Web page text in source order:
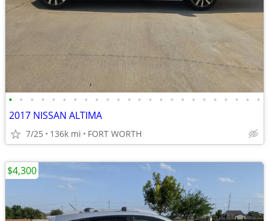
• • • • • • • • • • • • • • • • • • • • • • • •
2017 NISSAN ALTIMA
7/25 136k mi FORT WORTH
$4,300